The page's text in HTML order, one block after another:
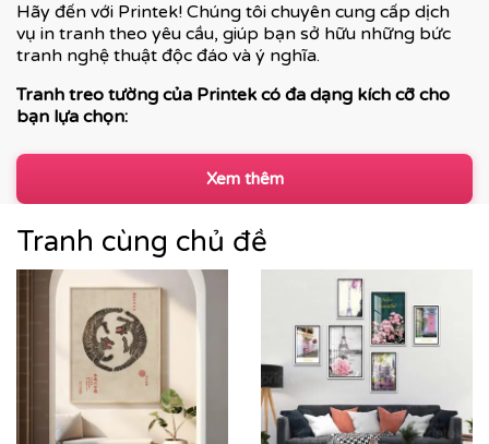
Hãy đến với Printek! Chúng tôi chuyên cung cấp dịch
vụ in tranh theo yêu cầu, giúp bạn sở hữu những bức
tranh nghệ thuật độc đáo và ý nghĩa.
Tranh treo tường của Printek có đa dạng kích cỡ cho
bạn lựa chọn:
Xem thêm
Tranh cùng chủ đề